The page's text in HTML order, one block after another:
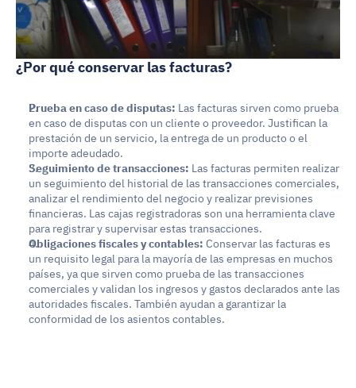
¿Por qué conservar las facturas?
Prueba en caso de disputas: Las facturas sirven como prueba
en caso de disputas con un cliente o proveedor. Justifican la
prestación de un servicio, la entrega de un producto o el
importe adeudado.
Seguimiento de transacciones: Las facturas permiten realizar
un seguimiento del historial de las transacciones comerciales,
analizar el rendimiento del negocio y realizar previsiones
financieras. Las cajas registradoras son una herramienta clave
para registrar y supervisar estas transacciones.
Obligaciones fiscales y contables: Conservar las facturas es
un requisito legal para la mayoría de las empresas en muchos
países, ya que sirven como prueba de las transacciones
comerciales y validan los ingresos y gastos declarados ante las
autoridades fiscales. También ayudan a garantizar la
conformidad de los asientos contables.